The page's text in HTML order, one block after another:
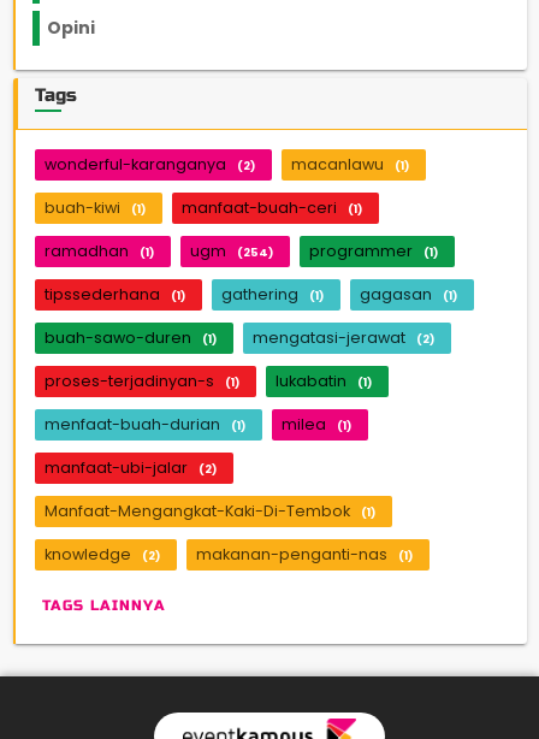
Opini
Tags
wonderful-karanganya (2) macanlawu (1)
buah-kiwi (1) manfaat-buah-ceri (1)
ramadhan (1) ugm (254) programmer (1)
tipssederhana (1) gathering (1) gagasan (1)
buah-sawo-duren (1) mengatasi-jerawat (2)
proses-terjadinyan-s (1) lukabatin (1)
menfaat-buah-durian (1) milea (1)
manfaat-ubi-jalar (2)
Manfaat-Mengangkat-Kaki-Di-Tembok (1)
knowledge (2) makanan-penganti-nas (1)
TAGS LAINNYA